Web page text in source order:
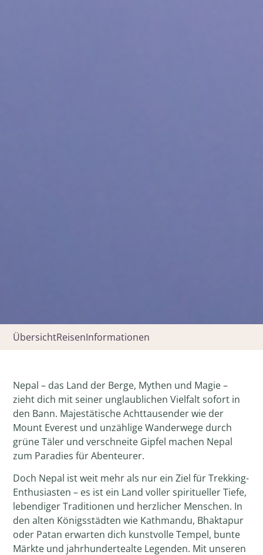
ÜbersichtReisenInformationen
Nepal – das Land der Berge, Mythen und Magie –
zieht dich mit seiner unglaublichen Vielfalt sofort in
den Bann. Majestätische Achttausender wie der
Mount Everest und unzählige Wanderwege durch
grüne Täler und verschneite Gipfel machen Nepal
zum Paradies für Abenteurer.
Doch Nepal ist weit mehr als nur ein Ziel für Trekking-
Enthusiasten – es ist ein Land voller spiritueller Tiefe,
lebendiger Traditionen und herzlicher Menschen. In
den alten Königsstädten wie Kathmandu, Bhaktapur
oder Patan erwarten dich kunstvolle Tempel, bunte
Märkte und jahrhundertealte Legenden. Mit unseren